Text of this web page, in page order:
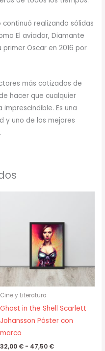
realizando sólidas
El aviador, Diamante
Oscar en 2016 por
más cotizados de
hacer que cualquier
Es una
y uno de los mejores
Cine y Literatura
Ghost in the Shell Scarlett
Johansson Póster con
marco
32,00 € - 47,50 €
32,00 €
hasta
47,50 €